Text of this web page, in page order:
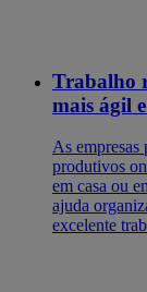
Trabalho
mais ágil
As empresas
produtivos
em casa ou
ajuda
excelente